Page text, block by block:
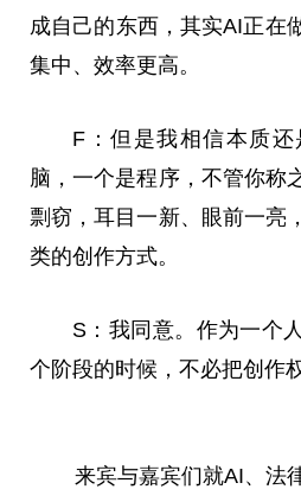
成自己的东西，其实AI正在
集中、效率更高。
F：但是我相信本质还
脑，一个是程序，不管你称
剽窃，耳目一新、眼前一亮
类的创作方式。
S：我同意。作为一个
个阶段的时候，不必把创作
来宾与嘉宾们就AI、法